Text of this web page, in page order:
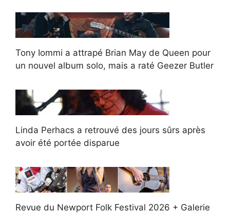
Tony Iommi a attrapé Brian May de Queen pour
un nouvel album solo, mais a raté Geezer Butler
Linda Perhacs a retrouvé des jours sûrs après
avoir été portée disparue
Revue du Newport Folk Festival 2026 + Galerie